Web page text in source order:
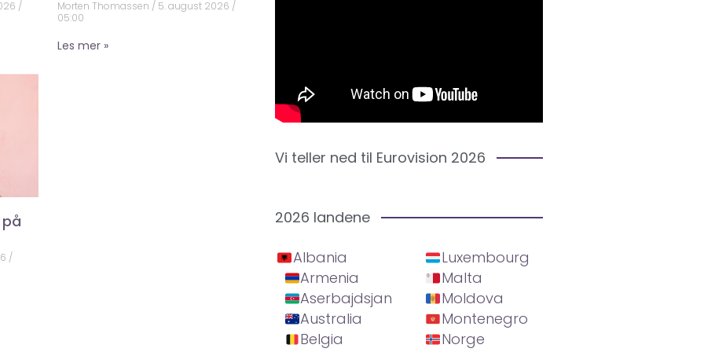
Morten Thomassen
5. august 2026
05:00
Les mer »
Vi teller ned til Eurovision 2026
2026 landene
Albania
Armenia
Aserbajdsjan
Australia
Belgia
Luxembourg
Malta
Moldova
Montenegro
Norge